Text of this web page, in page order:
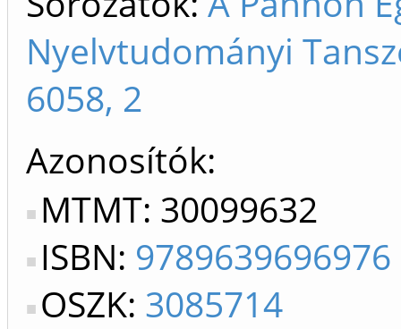
Nyelvtudományi
6058, 2
Azonosítók
MTMT: 30099632
ISBN: 9789639696976
OSZK: 3085714